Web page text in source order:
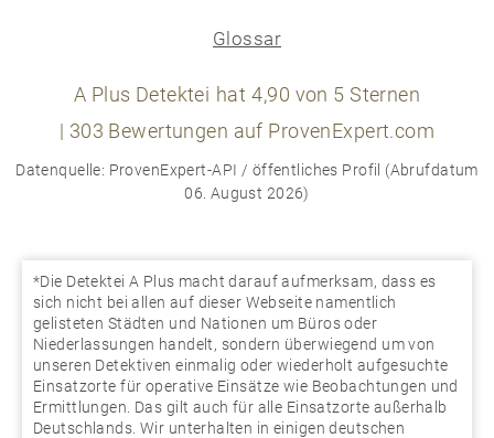
Glossar
A Plus Detektei hat 4,90 von 5 Sternen
| 303 Bewertungen auf ProvenExpert.com
Datenquelle: ProvenExpert-API / öffentliches Profil (Abrufdatum
06. August 2026)
*Die Detektei A Plus macht darauf aufmerksam, dass es
sich nicht bei allen auf dieser Webseite namentlich
gelisteten Städten und Nationen um Büros oder
Niederlassungen handelt, sondern überwiegend um von
unseren Detektiven einmalig oder wiederholt aufgesuchte
Einsatzorte für operative Einsätze wie Beobachtungen und
Ermittlungen. Das gilt auch für alle Einsatzorte außerhalb
Deutschlands. Wir unterhalten in einigen deutschen